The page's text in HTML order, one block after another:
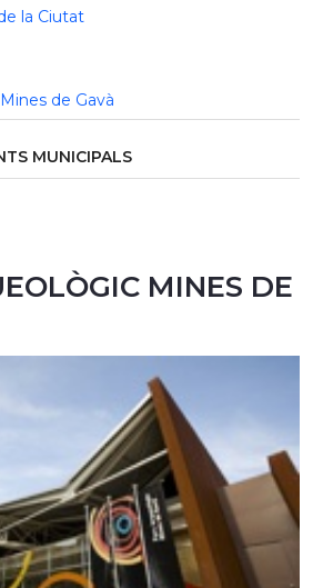
la Ciutat
de Gavà
MUNICIPALS
MINES DE